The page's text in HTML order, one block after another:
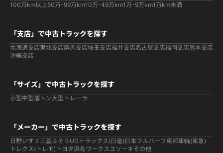
100万km以上50万-99万km10万-49万km1万-9万km1万km未満
「支店」で中古トラックを探す
北海道支店東北支店群馬支店埼玉支店福井支店名古屋支店福岡支店熊本支店
沖縄支店
「サイズ」で中古トラックを探す
小型中型増トン大型 トレーラ
「メーカー」で中古トラックを探す
日野いすゞ 三菱ふそう UDトラックス(日産) 日本フルハーフ 東邦車輛(東急)
トレクス(トレモ) トヨタ浜名ワークス ユソーキその他